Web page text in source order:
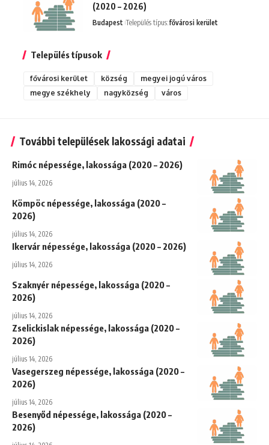
(2020 – 2026)
Budapest Település típus:fővárosi kerület
Település típusok
fővárosi kerület község
megyei jogú város
megye székhely
nagyközség város
További települések lakossági adatai
Rimóc népessége, lakossága (2020 – 2026)
július 14, 2026
Kömpöc népessége, lakossága (2020 –
2026)
július 14, 2026
Ikervár népessége, lakossága (2020 – 2026)
július 14, 2026
Szaknyér népessége, lakossága (2020 –
2026)
július 14, 2026
Zselickislak népessége, lakossága (2020 –
2026)
július 14, 2026
Vasegerszeg népessége, lakossága (2020 –
2026)
július 14, 2026
Besenyőd népessége, lakossága (2020 –
2026)